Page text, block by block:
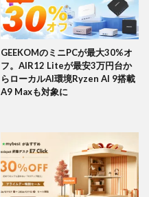
GEEKOMのミニPCが最大30%オ
フ。AIR12 Liteが最安3万円台か
らローカルAI環境Ryzen AI 9搭載
A9 Maxも対象に